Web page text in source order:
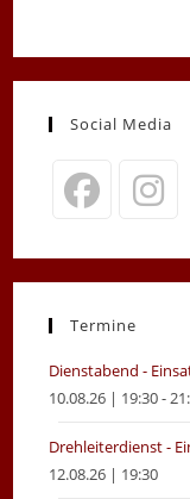
Social Media
in
new
in
new
Termine
Dienstabend -
10.08.26 | 19:30 -
Drehleiterdienst -
12.08.26 | 19:30